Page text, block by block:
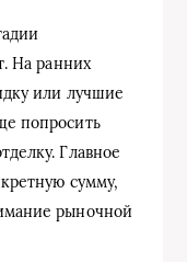
На ранних
или лучшие
попросить
Главное
сумму,
рыночной